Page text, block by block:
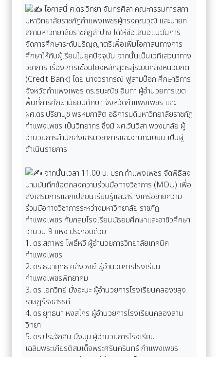
โอกาสนี้ ศ.ดร.วิทยา จันทร์ศิลา คณะกรรมการสภา
มหาวิทยาลัยราชภัฏกำแพงเพชรผู้ทรงคุณวุฒิ และนายก
สภามหาวิทยาลัยราชภัฏลำปาง ได้ให้ข้อเสนอแนะในการ
จัดการศึกษาระดับปริญญาตรีเพื่อเพิ่มโอกาสนทางการ
ศึกษาให้กับผู้เรียนในยุคปัจจุบัน จากนั้นเป็นเวทีเสวนาทาง
วิชาการ เรื่อง การเชื่อมโยงหลักสูตรสู่ระบบคลังหน่วยกิต
(Credit Bank) โดย นางวราภรณ์ ฟูสามป๊อก ศึกษาธิการ
จังหวัดกำแพงเพชร ดร.ธนะณัช อินทา ผู้อำนวยการเขต
พื้นที่การศึกษามัธยมศึกษา จังหวัดกำแพงเพชร และ
ผศ.ดร.ปรียานุช พรหมภาสิต อธิการบดีมหาวิทยาลัยราชภัฏ
กำแพงเพชร เป็นวิทยากร ซึ่งมี ผศ.วันวิสา พวงมาลัย ผู้
อำนวยการสำนักส่งเสริมวิชาการและงานทะเบียน เป็นผู้
ดำเนินรายการ
.
จากนั้นเวลา 11.00 น. มรภ.กำแพงเพชร จัดพิธีลง
นามบันทึกข้อตกลงความร่วมมือทางวิชาการ (MOU) เพื่อ
ส่งเสริมการแลกเปลี่ยนเรียนรู้และสร้างเครือข่ายความ
ร่วมมือทางวิชาการระหว่างมหาวิทยาลัย ราชภัฏ
กำแพงเพชร กับกลุ่มโรงเรียนมัธยมศึกษาและอาชีวศึกษา
จำนวน 9 แห่ง ประกอบด้วย
1. ดร.สถาพร โพธิ์หวี ผู้อำนวยการวิทยาลัยเทคนิค
กำแพงเพชร
2. ดร.ธนายุทธ คลังวงษ์ ผู้อำนวยการโรงเรียน
กำแพงเพชรพิทยาคม
3. ดร.เอกวิทย์ มั่งอะนะ ผู้อำนวยการโรงเรียนคลองขลุง
ราษฎร์รังสรรค์
4. ดร.ยุทธนา หงสไกร ผู้อำนวยการโรงเรียนคลองลาน
วิทยา
5. ดร.ประจักสิน บึงมุม ผู้อำนวยการโรงเรียน
เฉลิมพระเกียรติสมเด็จพระศรีนครินทร์ กำแพงเพชร
6. นายปุณณวิช แก้วปัน ผู้อำนวยการโรงเรียนวัชรวิทยา